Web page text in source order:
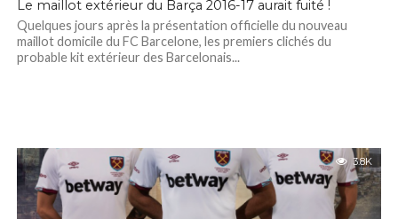
Le maillot extérieur du Barça 2016-17 aurait fuité !
Quelques jours après la présentation officielle du nouveau
maillot domicile du FC Barcelone, les premiers clichés du
probable kit extérieur des Barcelonais...
3.8K